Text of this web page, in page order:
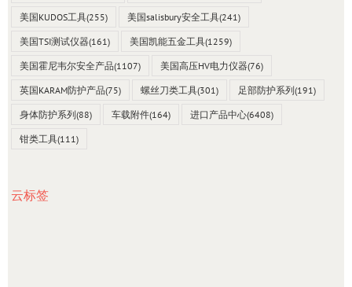
美国KUDOS工具(255) 美国salisbury安全工具(241)
美国TSI测试仪器(161) 美国凯能五金工具(1259)
美国霍尼韦尔安全产品(1107) 美国高压HV电力仪器(76)
英国KARAM防护产品(75) 螺丝刀类工具(301) 足部防护系列(191)
身体防护系列(88) 车载附件(164) 进口产品中心(6408)
钳类工具(111)
云标签